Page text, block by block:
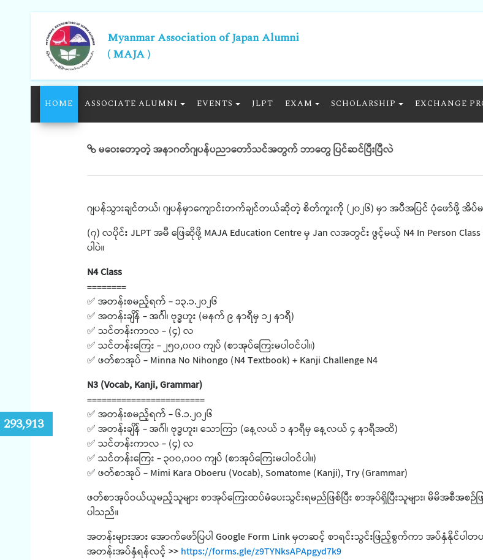
Myanmar Association of Japan Alumni
( MAJA )
HOME ASSOCIATE ALUMNI EVENTS JLPT EXAM SCHOLARSHIP EXCHANGE
မဝေးတော့တဲ့ အနာဂတ်ဂျပန်ပညာတော်သင်အတွက် ဘာတွေ ပြင်ဆင်ပြီးပြီလဲ
ဂျပန်သွားချင်တယ်၊ ဂျပန်မှာကျောင်းတက်ချင်တယ်ဆိုတဲ့ စိတ်ကူးကို (၂၀၂၆) မှာ အပီအပြင် ပုံဖော်ဖို့ အိပ်
(၇) လပိုင်း JLPT အမီ ဖြေဆိုဖို့ MAJA Education Centre မှ Jan လအတွင်း ဖွင့်မယ့် N4 In Person
ပါပဲ။
N4 Class
========
✅ အတန်းစမည့်ရက် - ၁၃.၁.၂၀၂၆
✅ အတန်းချိန် - အင်္ဂါ၊ ဗုဒ္ဓဟူး (မနက် ၉ နာရီမှ ၁၂ နာရီ)
✅ သင်တန်းကာလ - (၄) လ
✅ သင်တန်းကြေး - ၂၅၀,၀၀၀ ကျပ် (စာအုပ်ကြေးမပါဝင်ပါ။)
✅ ဖတ်စာအုပ် - Minna No Nihongo (N4 Textbook) + Kanji Challenge N4
N3 (Vocab, Kanji, Grammar)
========================
✅ အတန်းစမည့်ရက် - ၆.၁.၂၀၂၆
✅ အတန်းချိန် - အင်္ဂါ၊ ဗုဒ္ဓဟူး၊ သောကြာ (နေ့လယ် ၁ နာရီမှ နေ့လယ် ၄ နာရီအထိ)
✅ သင်တန်းကာလ - (၄) လ
✅ သင်တန်းကြေး - ၃၀၀,၀၀၀ ကျပ် (စာအုပ်ကြေးမပါဝင်ပါ။)
✅ ဖတ်စာအုပ် - Mimi Kara Oboeru (Vocab), Somatome (Kanji), Try (Grammar)
ဖတ်စာအုပ်ဝယ်ယူမည့်သူများ စာအုပ်ကြေးထပ်မံပေးသွင်းရမည်ဖြစ်ပြီး စာအုပ်ရှိပြီးသူများ၊ မိမိအစီအ
ပါသည်။
အတန်းများအား အောက်ဖော်ပြပါ Google Form Link မှတဆင့် စာရင်းသွင်းဖြည့်စွက်ကာ အပ်နှံနိုင်ပါတ
အတန်းအပ်နှံရန်လင့် >> https://forms.gle/z9TYNksAPApgyd7k9
293,913